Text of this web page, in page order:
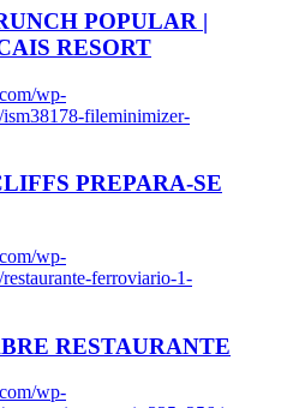
POPULAR |
RESORT
wp-
fileminimizer-
PREPARA-SE
wp-
ferroviario-1-
RESTAURANTE
wp-